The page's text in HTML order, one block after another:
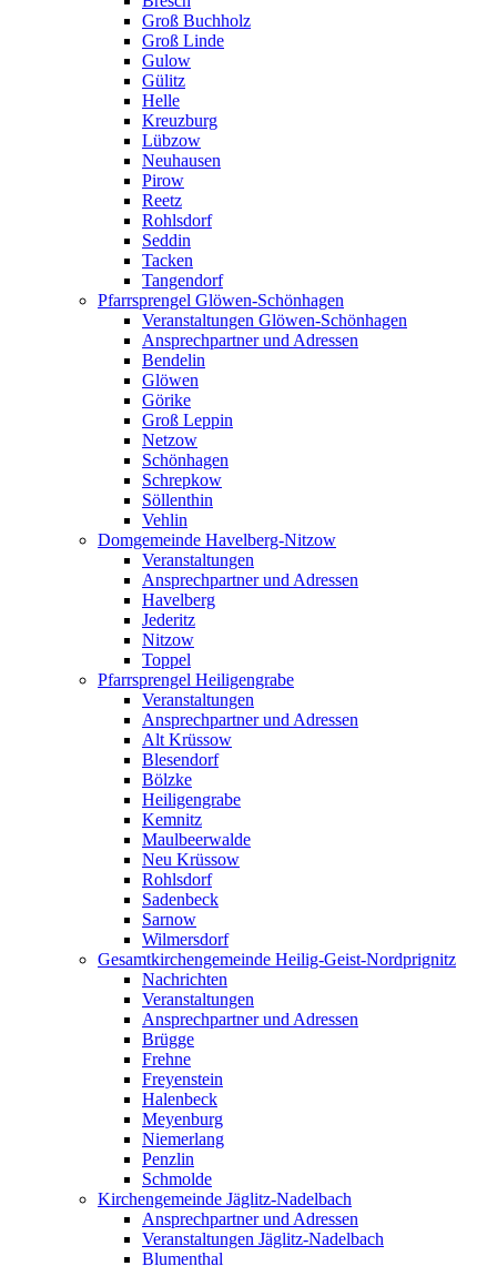
Groß Buchholz
Groß Linde
Gulow
Gülitz
Helle
Kreuzburg
Lübzow
Neuhausen
Pirow
Reetz
Rohlsdorf
Seddin
Tacken
Tangendorf
Pfarrsprengel Glöwen-Schönhagen
Veranstaltungen Glöwen-Schönhagen
Ansprechpartner und Adressen
Bendelin
Glöwen
Görike
Groß Leppin
Netzow
Schönhagen
Schrepkow
Söllenthin
Vehlin
Domgemeinde Havelberg-Nitzow
Veranstaltungen
Ansprechpartner und Adressen
Havelberg
Jederitz
Nitzow
Toppel
Pfarrsprengel Heiligengrabe
Veranstaltungen
Ansprechpartner und Adressen
Alt Krüssow
Blesendorf
Bölzke
Heiligengrabe
Kemnitz
Maulbeerwalde
Neu Krüssow
Rohlsdorf
Sadenbeck
Sarnow
Wilmersdorf
Gesamtkirchengemeinde Heilig-Geist-Nordprignitz
Nachrichten
Veranstaltungen
Ansprechpartner und Adressen
Brügge
Frehne
Freyenstein
Halenbeck
Meyenburg
Niemerlang
Penzlin
Schmolde
Kirchengemeinde Jäglitz-Nadelbach
Ansprechpartner und Adressen
Veranstaltungen Jäglitz-Nadelbach
Blumenthal